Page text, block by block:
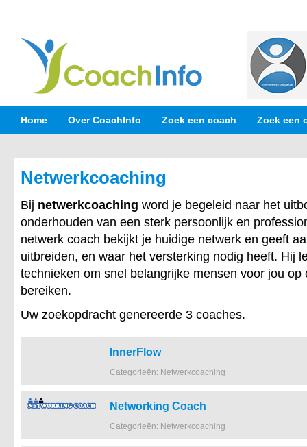
Home Over CoachInfo Zoek een coach Zoek een
Netwerkcoaching
Bij netwerkcoaching word je begeleid naar het
onderhouden van een sterk persoonlijk en
netwerk coach bekijkt je huidige netwerk en geeft
uitbreiden, en waar het versterking nodig heeft. Hij
technieken om snel belangrijke mensen voor jou op
bereiken.
Uw zoekopdracht genereerde 3 coaches.
InnerFlow
Categorieën: Netwerkcoaching
Networking Coach
Categorieën: Netwerkcoaching